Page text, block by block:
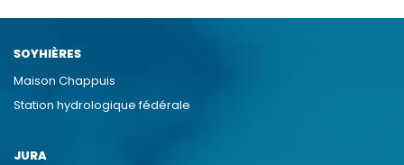
SOYHIÈRES
Maison Chappuis
Station hydrologique fédérale
JURA